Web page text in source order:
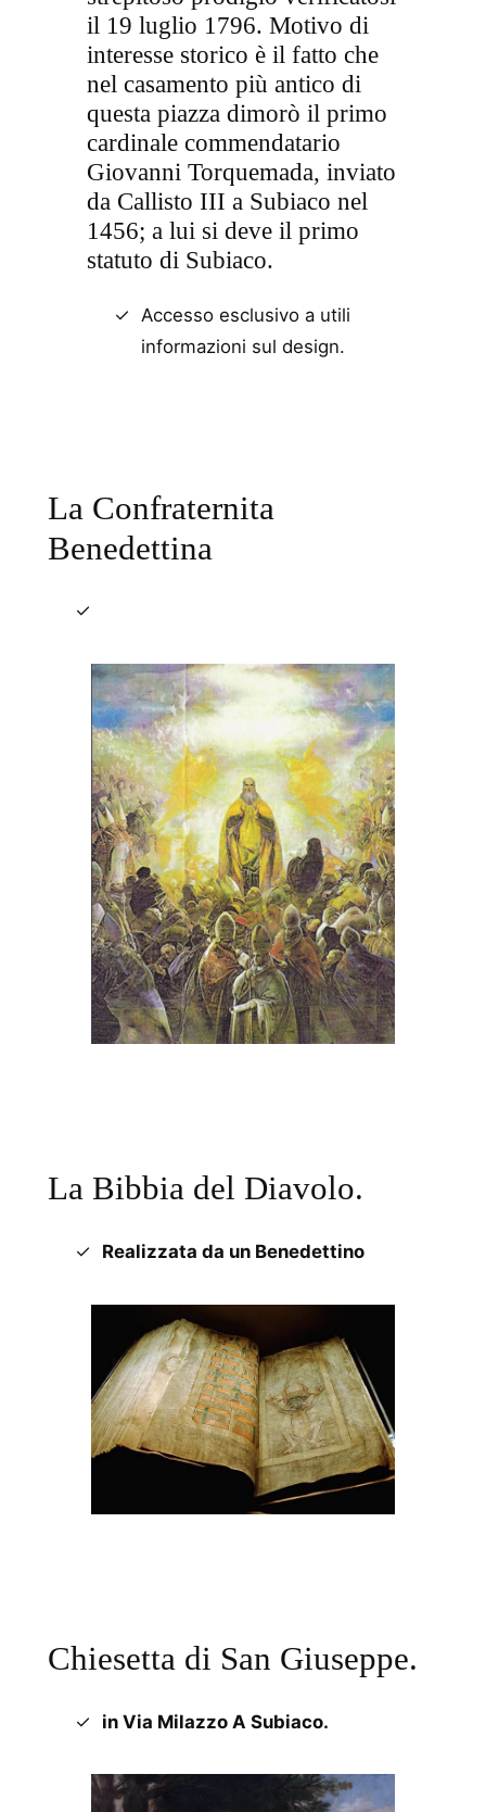
il 19 luglio 1796. Motivo di
interesse storico è il fatto che
nel casamento più antico di
questa piazza dimorò il primo
cardinale commendatario
Giovanni Torquemada, inviato
da Callisto III a Subiaco nel
1456; a lui si deve il primo
statuto di Subiaco.
Accesso esclusivo a utili
informazioni sul design.
La Confraternita
Benedettina
La Bibbia del Diavolo.
Realizzata da un Benedettino
Chiesetta di San Giuseppe.
in Via Milazzo A Subiaco.